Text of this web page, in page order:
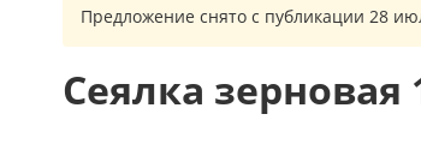
Предложение снято с публикации 28
Сеялка зерновая